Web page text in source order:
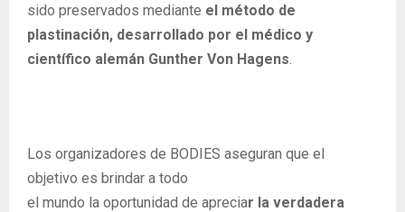
sido preservados mediante el método de
plastinación, desarrollado por el médico y
científico alemán Gunther Von Hagens
Los organizadores de BODIES aseguran que el
objetivo es brindar a todo
el mundo la oportunidad de apreciar la verdadera